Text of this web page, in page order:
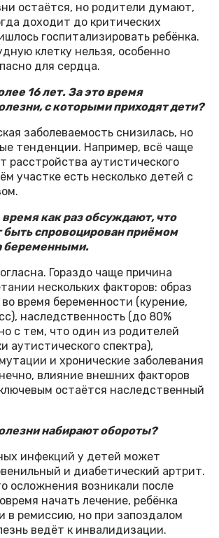
остаётся, но родители думают,
доходит до критических
госпитализировать ребёнка.
клетку нельзя, особенно
для сердца.
16 лет. За это время
с которыми приходят дети?
заболеваемость снизилась, но
тенденции. Например, всё чаще
расстройства аутистического
участке есть несколько детей с
время как раз обсуждают, что
спровоцирован приёмом
беременными.
Гораздо чаще причина
нескольких факторов: образ
время беременности (курение,
наследственность (до 80%
с тем, что один из родителей
аутистического спектра),
и хронические заболевания
влияние внешних факторов
остаётся наследственный
набирают обороты?
инфекций у детей может
и диабетический артрит.
осложнения возникали после
начать лечение, ребёнка
в ремиссию, но при запоздалом
ведёт к инвалидизации.